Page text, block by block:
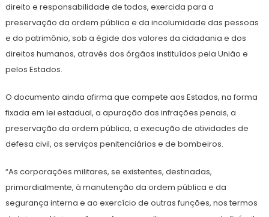
direito e responsabilidade de todos, exercida para a
preservação da ordem pública e da incolumidade das pessoas
e do patrimônio, sob a égide dos valores da cidadania e dos
direitos humanos, através dos órgãos instituídos pela União e
pelos Estados.
O documento ainda afirma que compete aos Estados, na forma
fixada em lei estadual, a apuração das infrações penais, a
preservação da ordem pública, a execução de atividades de
defesa civil, os serviços penitenciários e de bombeiros.
“As corporações militares, se existentes, destinadas,
primordialmente, à manutenção da ordem pública e da
segurança interna e ao exercício de outras funções, nos termos